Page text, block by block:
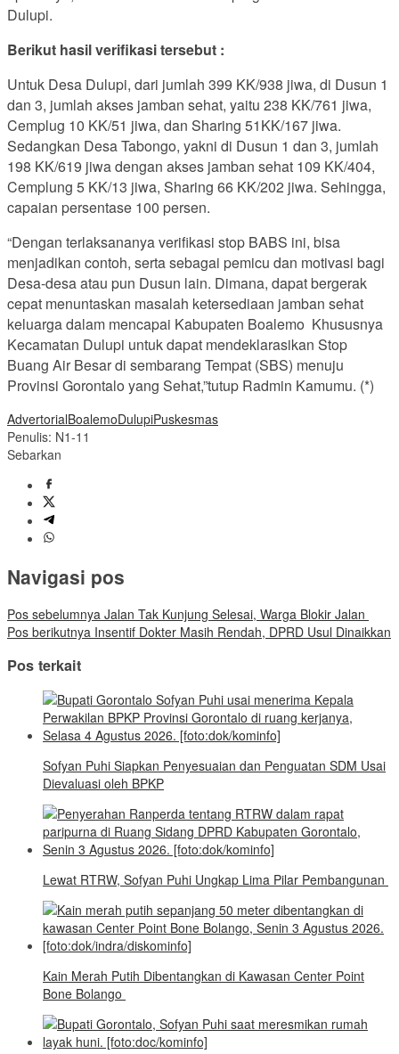
Dulupi.
Berikut hasil verifikasi tersebut :
Untuk Desa Dulupi, dari jumlah 399 KK/938 jiwa, di Dusun 1
dan 3, jumlah akses jamban sehat, yaitu 238 KK/761 jiwa,
Cemplug 10 KK/51 jiwa, dan Sharing 51KK/167 jiwa.
Sedangkan Desa Tabongo, yakni di Dusun 1 dan 3, jumlah
198 KK/619 jiwa dengan akses jamban sehat 109 KK/404,
Cemplung 5 KK/13 jiwa, Sharing 66 KK/202 jiwa. Sehingga,
capaian persentase 100 persen.
“Dengan terlaksananya verifikasi stop BABS ini, bisa
menjadikan contoh, serta sebagai pemicu dan motivasi bagi
Desa-desa atau pun Dusun lain. Dimana, dapat bergerak
cepat menuntaskan masalah ketersediaan jamban sehat
keluarga dalam mencapai Kabupaten Boalemo Khususnya
Kecamatan Dulupi untuk dapat mendeklarasikan Stop
Buang Air Besar di sembarang Tempat (SBS) menuju
Provinsi Gorontalo yang Sehat,”tutup Radmin Kamumu. (*)
AdvertorialBoalemoDulupiPuskesmas
Penulis: N1-11
Sebarkan
Navigasi pos
Pos sebelumnya Jalan Tak Kunjung Selesai, Warga Blokir Jalan
Pos berikutnya Insentif Dokter Masih Rendah, DPRD Usul Dinaikkan
Pos terkait
Sofyan Puhi Siapkan Penyesuaian dan Penguatan SDM Usai
Dievaluasi oleh BPKP
Lewat RTRW, Sofyan Puhi Ungkap Lima Pilar Pembangunan
Kain Merah Putih Dibentangkan di Kawasan Center Point
Bone Bolango